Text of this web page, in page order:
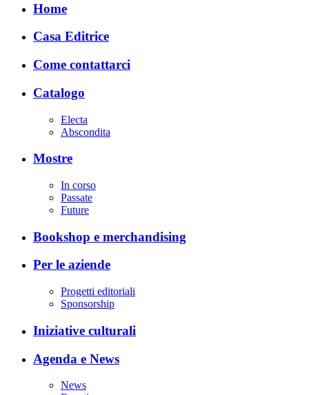
Home
Casa Editrice
Come contattarci
Catalogo
Electa
Abscondita
Mostre
In corso
Passate
Future
Bookshop e merchandising
Per le aziende
Progetti editoriali
Sponsorship
Iniziative culturali
Agenda e News
News